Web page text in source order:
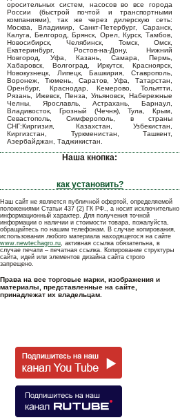
оросительных систем, насосов во все города
России (быстрой почтой и транспортными
компаниями), так же через дилерскую сеть:
Москва, Владимир, Санкт-Петербург, Саранск,
Калуга, Белгород, Брянск, Орел, Курск, Тамбов,
Новосибирск, Челябинск, Томск, Омск,
Екатеринбург, Ростов-на-Дону, Нижний
Новгород, Уфа, Казань, Самара, Пермь,
Хабаровск, Волгоград, Иркутск, Красноярск,
Новокузнецк, Липецк, Башкирия, Ставрополь,
Воронеж, Тюмень, Саратов, Уфа, Татарстан,
Оренбург, Краснодар, Кемерово, Тольятти,
Рязань, Ижевск, Пенза, Ульяновск, Набережные
Челны, Ярославль, Астрахань, Барнаул,
Владивосток, Грозный (Чечня), Тула, Крым,
Севастополь, Симферополь, в страны
СНГ:Киргизия, Казахстан, Узбекистан,
Киргизстан, Туркменистан, Ташкент,
Азербайджан, Таджикистан.
Наша кнопка:
как установить?
Наш сайт не является публичной офертой, определяемой
положениями Статьи 437 (2) ГК РФ., а носит исключительно
информационный характер. Для получения точной
информации о наличии и стоимости товара, пожалуйста,
обращайтесь по нашим телефонам. В случае копирования,
использования любого материала находящегося на сайте
www.newtechagro.ru, активная ссылка обязательна, в
случае печати – печатная ссылка. Копирование структуры
сайта, идей или элементов дизайна сайта строго
запрещено.
Права на все торговые марки, изображения и
материалы, представленные на сайте,
принадлежат их владельцам.